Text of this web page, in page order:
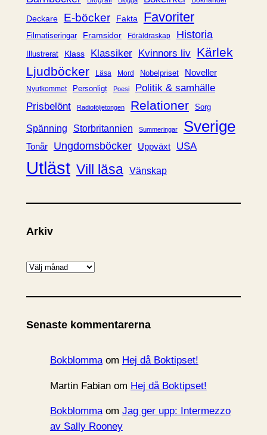
Deckare E-böcker Fakta Favoriter
Filmatiseringar Framsidor Föräldraskap Historia
Illustrerat Klass Klassiker Kvinnors liv Kärlek
Ljudböcker
Läsa Mord Nobelpriset Noveller
Nyutkommet Personligt Poesi
Politik & samhälle
Prisbelönt
Radioföljetongen Relationer Sorg
Spänning Storbritannien Summeringar Sverige
Tonår Ungdomsböcker Uppväxt USA
Utläst Vill läsa Vänskap
Arkiv
A
k
v
Senaste kommentarerna
Bokblommaom Hej då Boktipset!
Martin Fabianom Hej då Boktipset!
Bokblommaom Jag ger upp: Intermezzo
av Sally Rooney